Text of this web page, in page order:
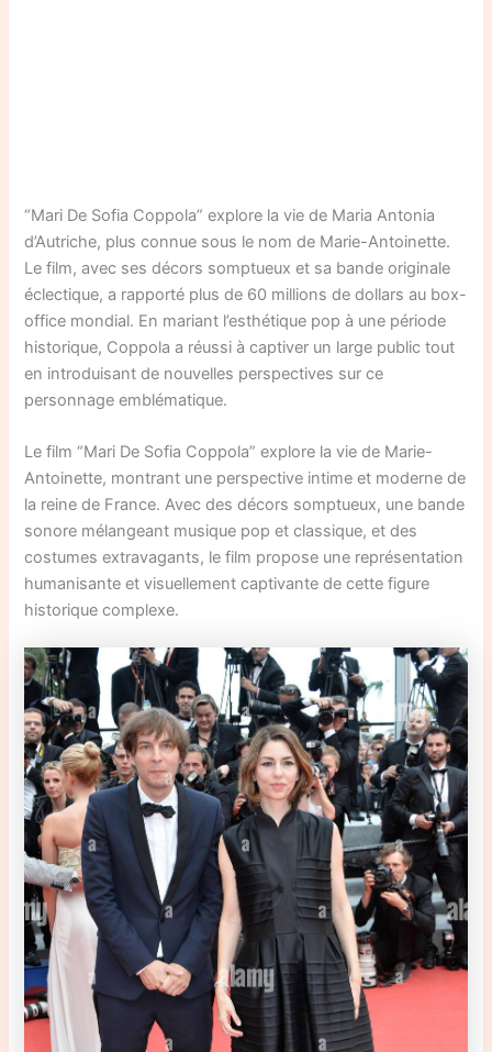
“Mari De Sofia Coppola” explore la vie de Maria Antonia
d’Autriche, plus connue sous le nom de Marie-Antoinette.
Le film, avec ses décors somptueux et sa bande originale
éclectique, a rapporté plus de 60 millions de dollars au box-
office mondial. En mariant l’esthétique pop à une période
historique, Coppola a réussi à captiver un large public tout
en introduisant de nouvelles perspectives sur ce
personnage emblématique.
Le film “Mari De Sofia Coppola” explore la vie de Marie-
Antoinette, montrant une perspective intime et moderne de
la reine de France. Avec des décors somptueux, une bande
sonore mélangeant musique pop et classique, et des
costumes extravagants, le film propose une représentation
humanisante et visuellement captivante de cette figure
historique complexe.